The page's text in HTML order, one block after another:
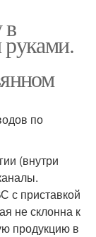
в
по
(внутри
с приставкой
не склонна к
продукцию в